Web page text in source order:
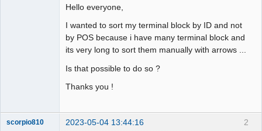
Manual 0.8_cs
Google_Search
Hello everyone,
I wanted to sort my terminal block by ID and not
by POS because i have many terminal block and
its very long to sort them manually with arrows ...
Is that possible to do so ?
Thanks you !
2
scorpio810 2023-05-04 13:44:16